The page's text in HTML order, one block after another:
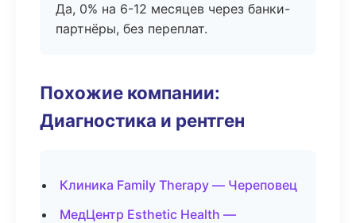
Да, 0% на 6-12 месяцев через банки-
партнёры, без переплат.
Похожие компании:
Диагностика и рентген
Клиника Family Therapy — Череповец
МедЦентр Esthetic Health —